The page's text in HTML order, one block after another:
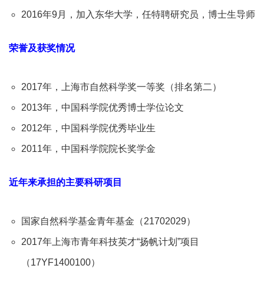
2016年9月，加入东华大学，任特聘研究员，博士生导师
荣誉及获奖情况
2017年，上海市自然科学奖一等奖（排名第二）
2013年，中国科学院优秀博士学位论文
2012年，中国科学院优秀毕业生
2011年，中国科学院院长奖学金
近年来承担的主要科研项目
国家自然科学基金青年基金（21702029）
2017年上海市青年科技英才“扬帆计划”项目
（17YF1400100）